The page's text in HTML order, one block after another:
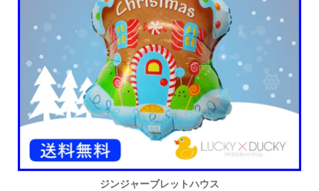
ジンジャーブレットハウス